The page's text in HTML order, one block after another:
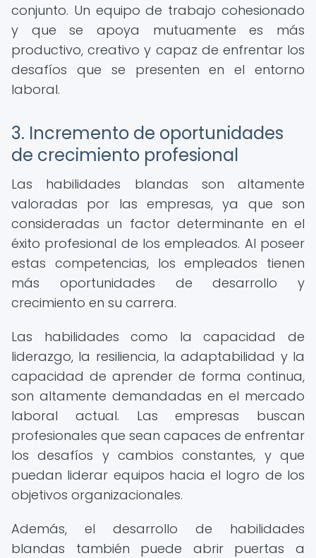
conjunto. Un equipo de trabajo cohesionado
y que se apoya mutuamente es más
productivo, creativo y capaz de enfrentar los
desafíos que se presenten en el entorno
laboral.
3. Incremento de oportunidades
de crecimiento profesional
Las habilidades blandas son altamente
valoradas por las empresas, ya que son
consideradas un factor determinante en el
éxito profesional de los empleados. Al poseer
estas competencias, los empleados tienen
más oportunidades de desarrollo y
crecimiento en su carrera.
Las habilidades como la capacidad de
liderazgo, la resiliencia, la adaptabilidad y la
capacidad de aprender de forma continua,
son altamente demandadas en el mercado
laboral actual. Las empresas buscan
profesionales que sean capaces de enfrentar
los desafíos y cambios constantes, y que
puedan liderar equipos hacia el logro de los
objetivos organizacionales.
Además, el desarrollo de habilidades
blandas también puede abrir puertas a